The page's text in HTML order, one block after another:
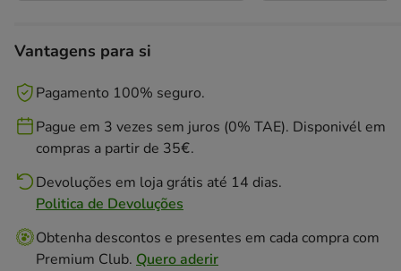
Vantagens para si
Pagamento 100% seguro.
Pague em 3 vezes sem juros (0% TAE). Disponivél em
compras a partir de 35€.
Devoluções em loja grátis até 14 dias.
Politica de Devoluções
Obtenha descontos e presentes em cada compra com
Premium Club. Quero aderir